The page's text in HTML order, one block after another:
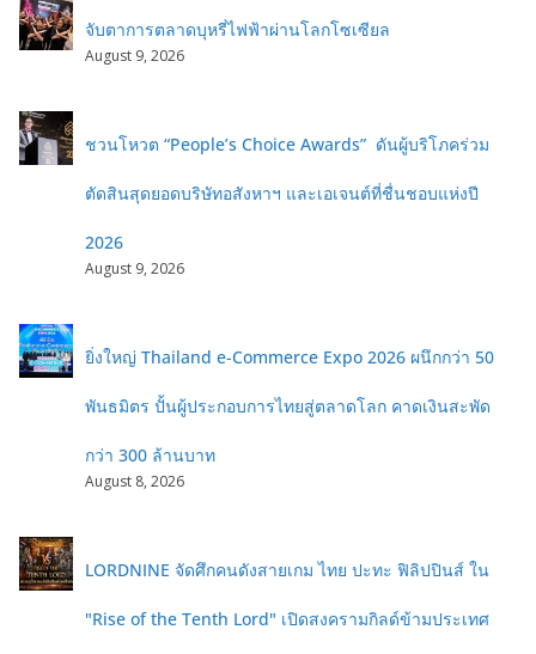
จับตาการตลาดบุหรี่ไฟฟ้าผ่านโลกโซเซียล
August 9, 2026
ชวนโหวต “People’s Choice Awards” ดันผู้บริโภคร่วม
ตัดสินสุดยอดบริษัทอสังหาฯ และเอเจนต์ที่ชื่นชอบแห่งปี
2026
August 9, 2026
ยิ่งใหญ่ Thailand e-Commerce Expo 2026 ผนึกกว่า 50
พันธมิตร ปั้นผู้ประกอบการไทยสู่ตลาดโลก คาดเงินสะพัด
กว่า 300 ล้านบาท
August 8, 2026
LORDNINE จัดศึกคนดังสายเกม ไทย ปะทะ ฟิลิปปินส์ ใน
"Rise of the Tenth Lord" เปิดสงครามกิลด์ข้ามประเทศ